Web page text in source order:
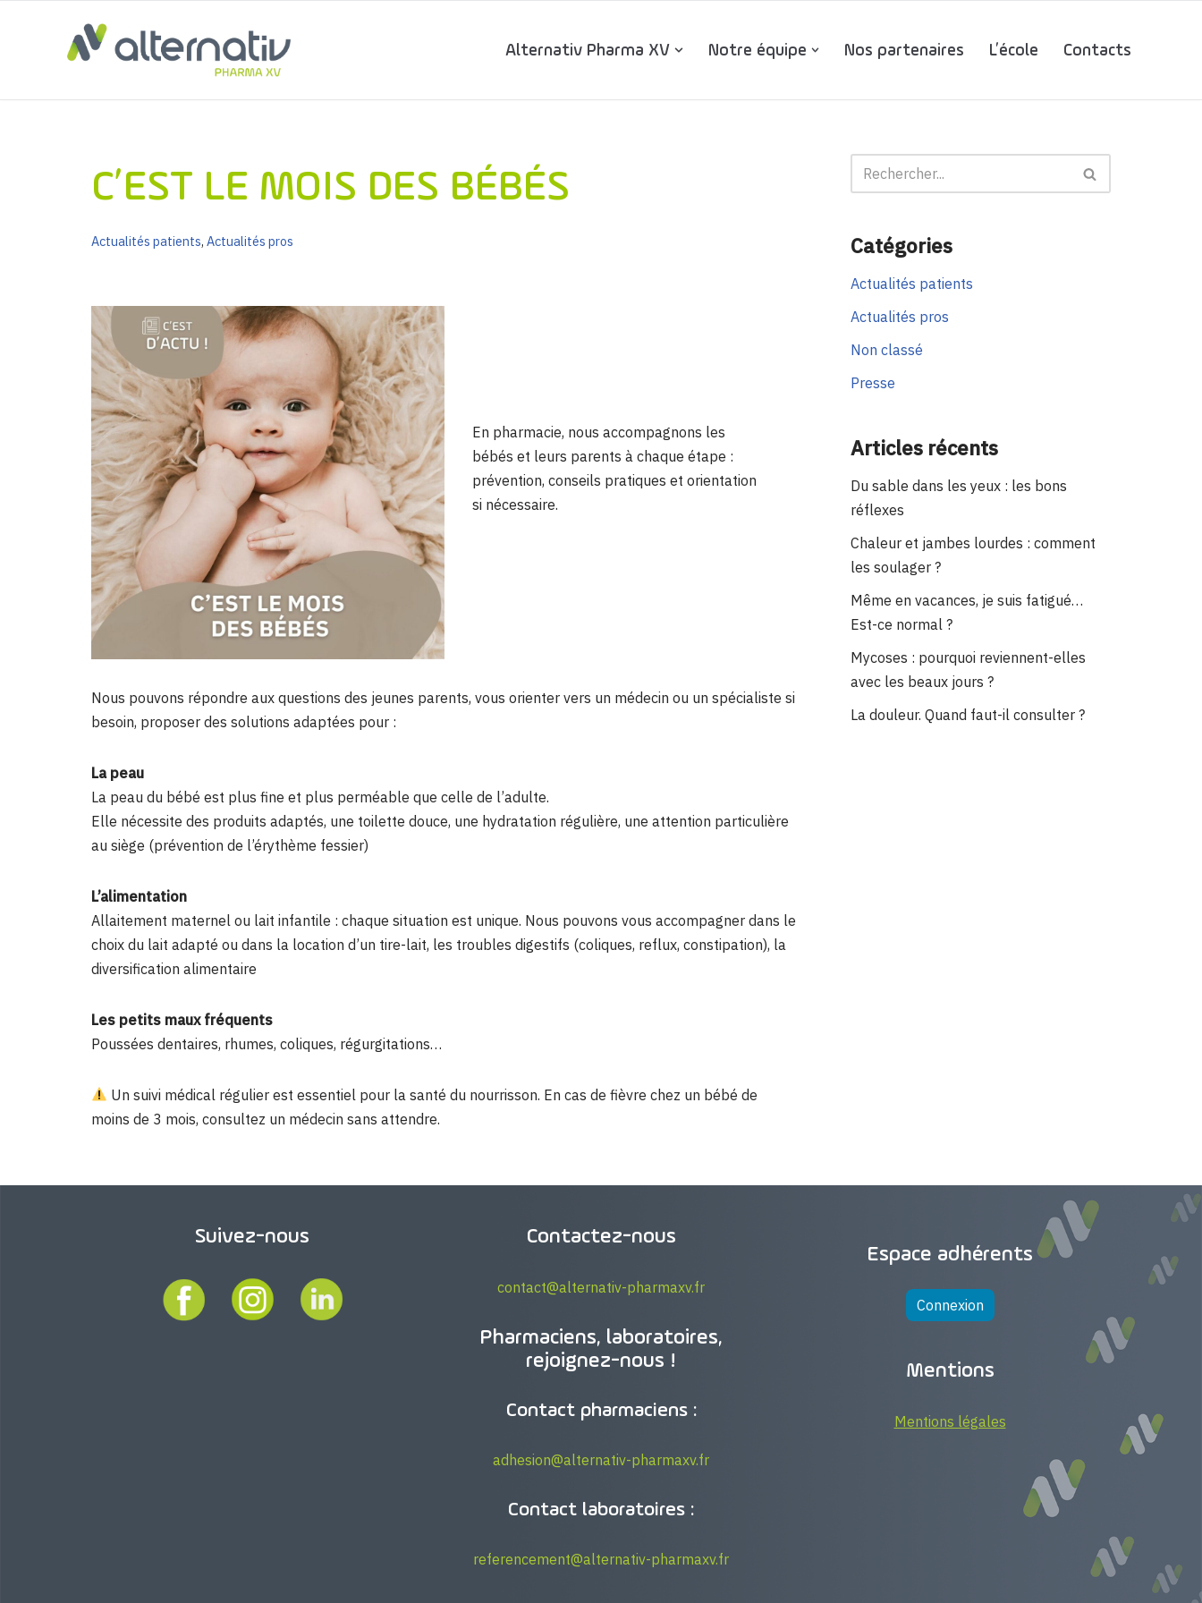
contenu
Alternativ Pharma XV Notre équipe Nos partenaires L’école Contacts
C’EST LE MOIS DES BÉBÉS
Actualités patients, Actualités pros
En pharmacie, nous accompagnons les
bébés et leurs parents à chaque étape :
prévention, conseils pratiques et orientation
si nécessaire.
Nous pouvons répondre aux questions des jeunes parents, vous orienter vers un médecin ou un spécialiste si
besoin, proposer des solutions adaptées pour :
La peau
La peau du bébé est plus fine et plus perméable que celle de l’adulte.
Elle nécessite des produits adaptés, une toilette douce, une hydratation régulière, une attention particulière
au siège (prévention de l’érythème fessier)
L’alimentation
Allaitement maternel ou lait infantile : chaque situation est unique. Nous pouvons vous accompagner dans le
choix du lait adapté ou dans la location d’un tire-lait, les troubles digestifs (coliques, reflux, constipation), la
diversification alimentaire
Les petits maux fréquents
Poussées dentaires, rhumes, coliques, régurgitations…
Un suivi médical régulier est essentiel pour la santé du nourrisson. En cas de fièvre chez un bébé de
moins de 3 mois, consultez un médecin sans attendre.
Catégories
Actualités patients
Actualités pros
Non classé
Presse
Articles récents
Du sable dans les yeux : les bons
réflexes
Chaleur et jambes lourdes : comment
les soulager ?
Même en vacances, je suis fatigué…
Est-ce normal ?
Mycoses : pourquoi reviennent-elles
avec les beaux jours ?
La douleur. Quand faut-il consulter ?
Suivez-nous Contactez-nous
contact@alternativ-pharmaxv.fr
Pharmaciens, laboratoires,
rejoignez-nous !
Contact pharmaciens :
adhesion@alternativ-pharmaxv.fr
Contact laboratoires :
referencement@alternativ-pharmaxv.fr
Espace adhérents
Connexion
Mentions
Mentions légales